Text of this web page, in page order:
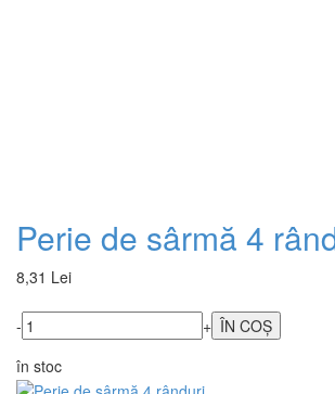
Perie de sârmă 4
8,31 Lei
-
+
în stoc